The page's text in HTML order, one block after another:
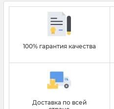
100% гарантия качества
Доставка по всей